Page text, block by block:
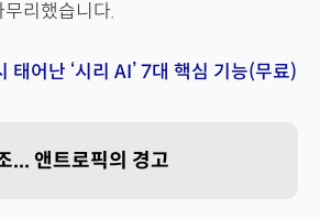
리했습니다.
태어난 ‘시리 AI’ 7대 핵심 기능(무료)
앤트로픽의 경고